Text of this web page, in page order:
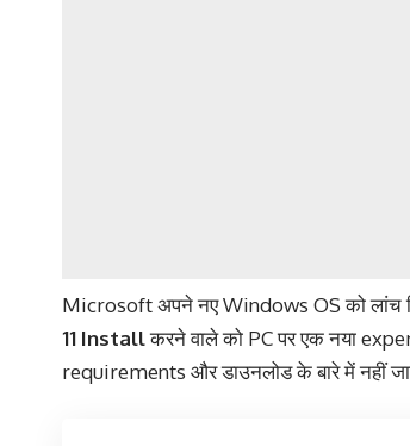
Microsoft अपने नए Windows OS को लांच
11 Installकरने वाले को PC पर एक नया
requirements और डाउनलोड के बारे में नहीं